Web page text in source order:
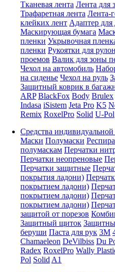
Тканевая лента Лента для
Трафаретная лента Лента-
клейких лент Адаптер для
Маскирующая бумага
пленки Укрывочная
пленки Рукоятки для
проемов Валик для зоны
Чехол на автомобиль
на сиденье Чехол на руль
Защитный коврик в
ARP BlackFox Body Brulex
Indasa iSistem Jeta Pro K5
Remix RoxelPro Solid U-Pol
Средства
Маски Полумаски
полумаскам Перчатки
Перчатки неопреновые
Перчатки защитные
покрытия ладони)
покрытием ладони)
покрытием ладони)
покрытием ладони)
защитой от порезов
Защитный щиток
беруши Паста для рук 3M
Chamaeleon DeVilbiss Du
Radex RoxelPro Wally
Pol Solid A1